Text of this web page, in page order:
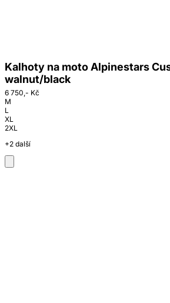
Kalhoty na moto Alpinestars
walnut/black
6 750,- Kč
M
L
XL
2XL
+2 další